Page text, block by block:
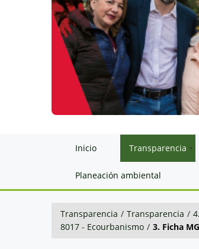
Inicio Transparencia
Planeación ambiental
Transparencia / Transparencia /
8017 - Ecourbanismo / 3. Ficha